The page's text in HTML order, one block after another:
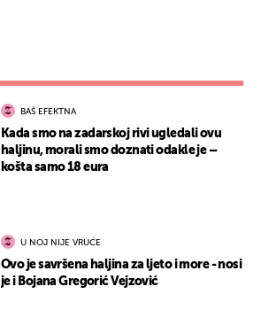
BAŠ EFEKTNA
Kada smo na zadarskoj rivi ugledali ovu
haljinu, morali smo doznati odakle je –
košta samo 18 eura
U NOJ NIJE VRUĆE
Ovo je savršena haljina za ljeto i more - nosi
je i Bojana Gregorić Vejzović